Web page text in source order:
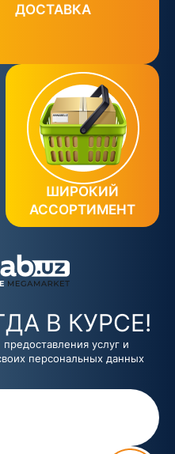
ДОСТАВКА
ШИРОКИЙ
АССОРТИМЕНТ
В КУРСЕ!
предоставления услуг и
персональных данных